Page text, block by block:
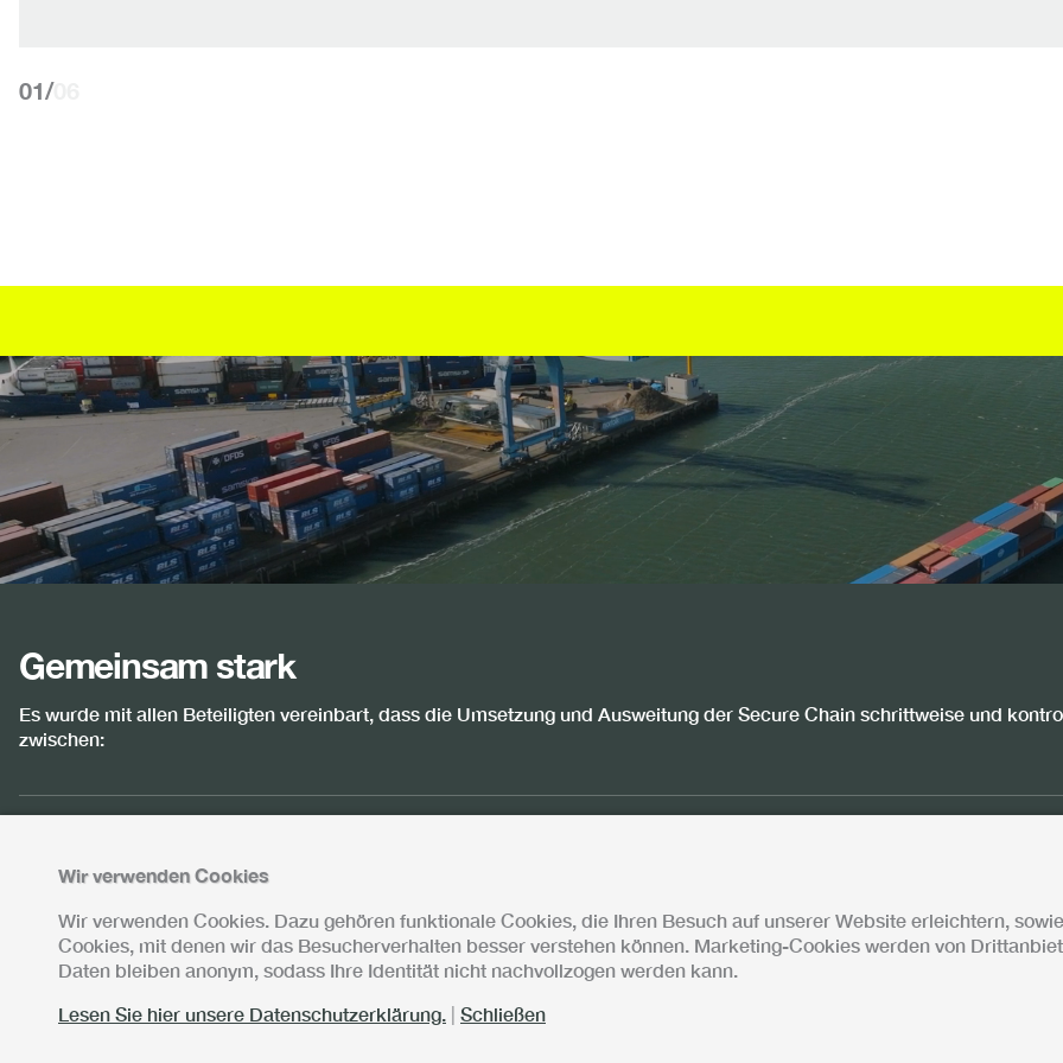
01/06
Gemeinsam stark
Es wurde mit allen Beteiligten vereinbart, dass die Umsetzung und Ausweitung der Secure Chain schrittweise und
zwischen:
Wir verwenden Cookies
Wir verwenden Cookies. Dazu gehören funktionale Cookies, die Ihren Besuch auf unserer Website erleichtern,
Cookies, mit denen wir das Besucherverhalten besser verstehen können. Marketing-Cookies werden von
Daten bleiben anonym, sodass Ihre Identität nicht nachvollzogen werden kann.
Lesen Sie hier unsere Datenschutzerklärung. | Schließen